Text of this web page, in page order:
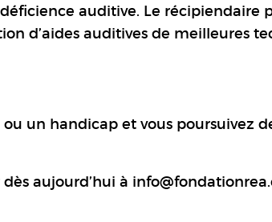
auditive. Le récipiendaire
d’aides auditives de meilleures
un handicap et vous poursuivez
aujourd’hui à